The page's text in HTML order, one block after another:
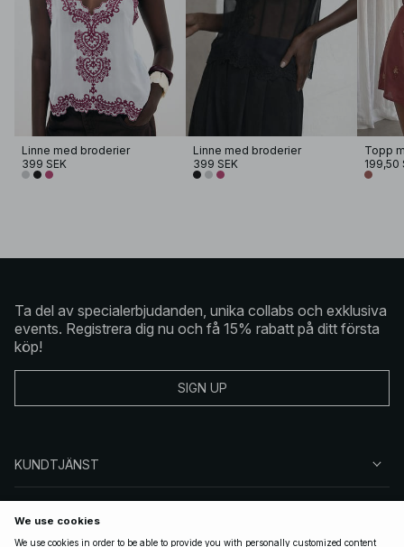
Linne med broderier
399 SEK
Linne med broderier
399 SEK
199,50
Ta del av specialerbjudanden, unika collabs och exklusiva
events. Registrera dig nu och få 15% rabatt på ditt första
köp!
SIGN UP
KUNDTJÄNST